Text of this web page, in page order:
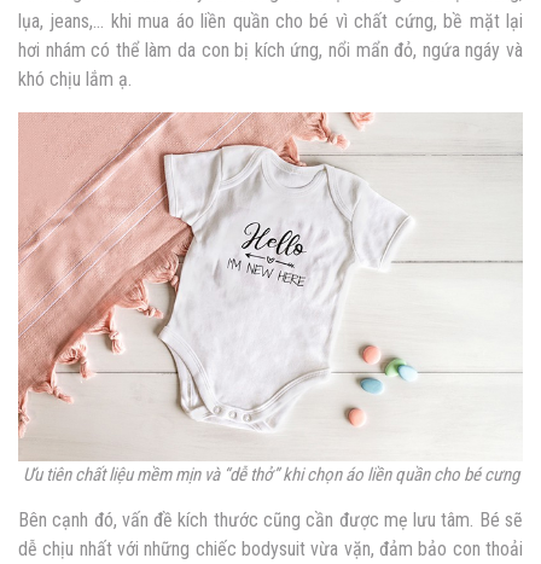
lụa, jeans,… khi mua áo liền quần cho bé vì chất cứng, bề mặt lại
hơi nhám có thể làm da con bị kích ứng, nổi mẩn đỏ, ngứa ngáy và
khó chịu lắm ạ.
Ưu tiên chất liệu mềm mịn và “dễ thở” khi chọn áo liền quần cho bé cưng
Bên cạnh đó, vấn đề kích thước cũng cần được mẹ lưu tâm. Bé sẽ
dễ chịu nhất với những chiếc bodysuit vừa vặn, đảm bảo con thoải